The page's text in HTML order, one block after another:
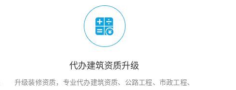
代办建筑资质升级
升级装修资质，专业代办建筑资质、公路工程、市政工程、